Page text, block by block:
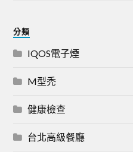
分類
IQOS電子煙
M型禿
健康檢查
台北高級餐廳